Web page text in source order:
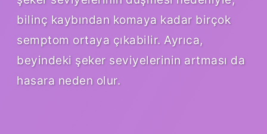
bilinç kaybından komaya kadar birçok
semptom ortaya çıkabilir. Ayrıca,
beyindeki şeker seviyelerinin artması da
hasara neden olur.